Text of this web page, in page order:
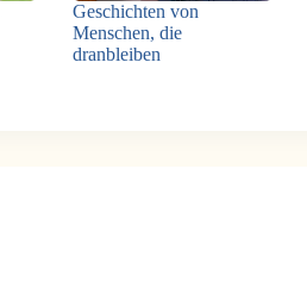
Geschichten von
Menschen, die
dranbleiben